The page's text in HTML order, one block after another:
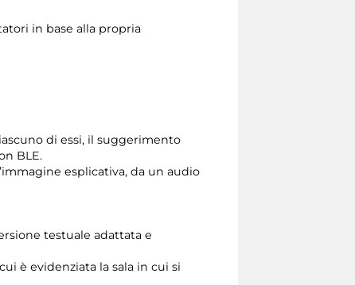
in base alla propria
di essi, il suggerimento
BLE.
esplicativa, da un audio
testuale adattata e
è evidenziata la sala in cui si